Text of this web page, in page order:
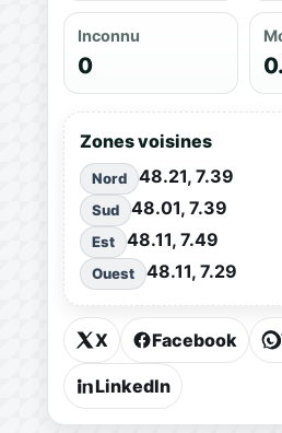
Inconnu
0
Zones voisines
Nord 48.21, 7.39
Sud 48.01, 7.39
Est 48.11, 7.49
Ouest 48.11, 7.29
X Facebook
LinkedIn